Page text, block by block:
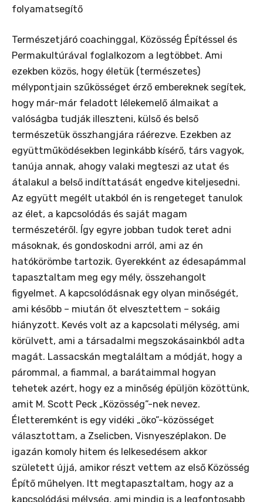
folyamatsegítő
Természetjáró coachinggal, Közösség Építéssel és
Permakultúrával foglalkozom a legtöbbet. Ami
ezekben közös, hogy életük (természetes)
mélypontjain szűkösséget érző embereknek segítek,
hogy már-már feladott lélekemelő álmaikat a
valóságba tudják illeszteni, külső és belső
természetük összhangjára ráérezve. Ezekben az
együttműködésekben leginkább kísérő, társ vagyok,
tanúja annak, ahogy valaki megteszi az utat és
átalakul a belső indíttatását engedve kiteljesedni.
Az együtt megélt utakból én is rengeteget tanulok
az élet, a kapcsolódás és saját magam
természetéről. Így egyre jobban tudok teret adni
másoknak, és gondoskodni arról, ami az én
hatókörömbe tartozik. Gyerekként az édesapámmal
tapasztaltam meg egy mély, összehangolt
figyelmet. A kapcsolódásnak egy olyan minőségét,
ami később – miután őt elvesztettem – sokáig
hiányzott. Kevés volt az a kapcsolati mélység, ami
körülvett, ami a társadalmi megszokásainkból adta
magát. Lassacskán megtaláltam a módját, hogy a
párommal, a fiammal, a barátaimmal hogyan
tehetek azért, hogy ez a minőség épüljön közöttünk,
amit M. Scott Peck „Közösség”-nek nevez.
Életteremként is egy vidéki „öko”-közösséget
választottam, a Zselicben, Visnyeszéplakon. De
igazán komoly hitem és lelkesedésem akkor
született újjá, amikor részt vettem az első Közösség
Építő műhelyen. Itt megtapasztaltam, hogy az a
kapcsolódási mélység, ami mindig is a legfontosabb